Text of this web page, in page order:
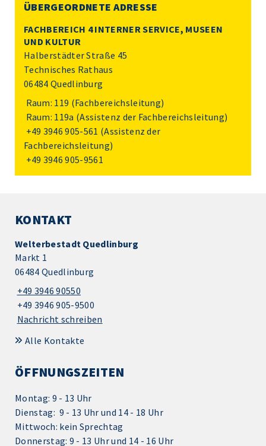
ÜBERGEORDNETE ADRESSE
FACHBEREICH 4 INTERNER SERVICE, MUSEEN
UND KULTUR
Halberstädter Straße 45
Technisches Rathaus
06484 Quedlinburg
Raum: 119 (Fachbereichsleitung)
Raum: 119a (Assistenz der Fachbereichsleitung)
+49 3946 905-561 (Assistenz der
Fachbereichsleitung)
+49 3946 905-9561
KONTAKT
Welterbestadt Quedlinburg
Markt 1
06484 Quedlinburg
+49 3946 90550
+49 3946 905-9500
Nachricht schreiben
Alle Kontakte
ÖFFNUNGSZEITEN
Montag: 9 - 13 Uhr
Dienstag: 9 - 13 Uhr und 14 - 18 Uhr
Mittwoch: kein Sprechtag
Donnerstag: 9 - 13 Uhr und 14 - 16 Uhr